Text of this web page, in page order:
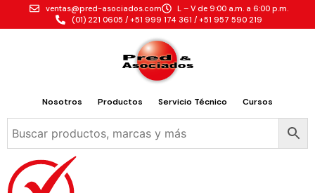
ventas@pred-asociados.com
L – V de 9:00 a.m. a 6:00 p.m.
(01) 221 0605 / +51 999 174 361 / +51 957 590 219
Nosotros Productos Servicio Técnico Cursos